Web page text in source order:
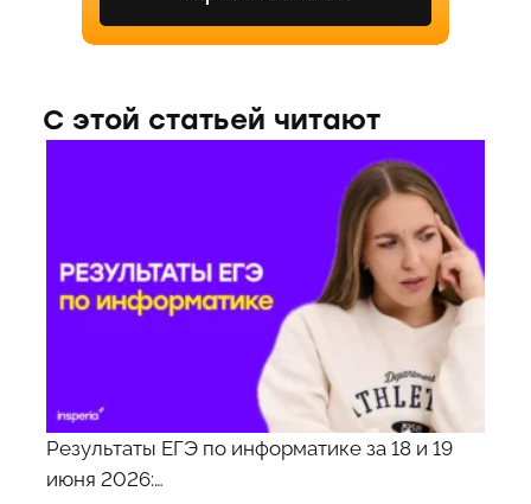
С этой статьей читают
Результаты ЕГЭ по информатике за 18 и 19
июня 2026:…